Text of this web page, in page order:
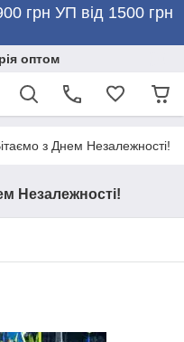
грн УП від 1500 грн
оптом
з Днем Незалежності!
Незалежності!